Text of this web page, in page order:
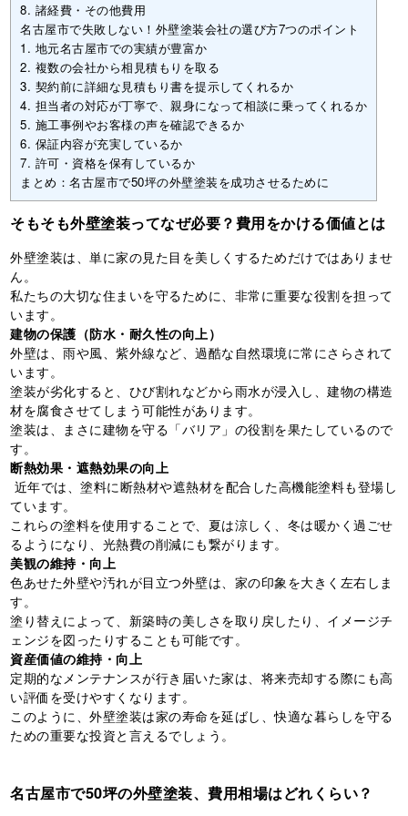
8. 諸経費・その他費用
名古屋市で失敗しない！外壁塗装会社の選び方7つのポイント
1. 地元名古屋市での実績が豊富か
2. 複数の会社から相見積もりを取る
3. 契約前に詳細な見積もり書を提示してくれるか
4. 担当者の対応が丁寧で、親身になって相談に乗ってくれるか
5. 施工事例やお客様の声を確認できるか
6. 保証内容が充実しているか
7. 許可・資格を保有しているか
まとめ：名古屋市で50坪の外壁塗装を成功させるために
そもそも外壁塗装ってなぜ必要？費用をかける価値とは
外壁塗装は、単に家の見た目を美しくするためだけではありませ
ん。
私たちの大切な住まいを守るために、非常に重要な役割を担って
います。
建物の保護（防水・耐久性の向上）
外壁は、雨や風、紫外線など、過酷な自然環境に常にさらされて
います。
塗装が劣化すると、ひび割れなどから雨水が浸入し、建物の構造
材を腐食させてしまう可能性があります。
塗装は、まさに建物を守る「バリア」の役割を果たしているので
す。
断熱効果・遮熱効果の向上
近年では、塗料に断熱材や遮熱材を配合した高機能塗料も登場し
ています。
これらの塗料を使用することで、夏は涼しく、冬は暖かく過ごせ
るようになり、光熱費の削減にも繋がります。
美観の維持・向上
色あせた外壁や汚れが目立つ外壁は、家の印象を大きく左右しま
す。
塗り替えによって、新築時の美しさを取り戻したり、イメージチ
ェンジを図ったりすることも可能です。
資産価値の維持・向上
定期的なメンテナンスが行き届いた家は、将来売却する際にも高
い評価を受けやすくなります。
このように、外壁塗装は家の寿命を延ばし、快適な暮らしを守る
ための重要な投資と言えるでしょう。
名古屋市で50坪の外壁塗装、費用相場はどれくらい？